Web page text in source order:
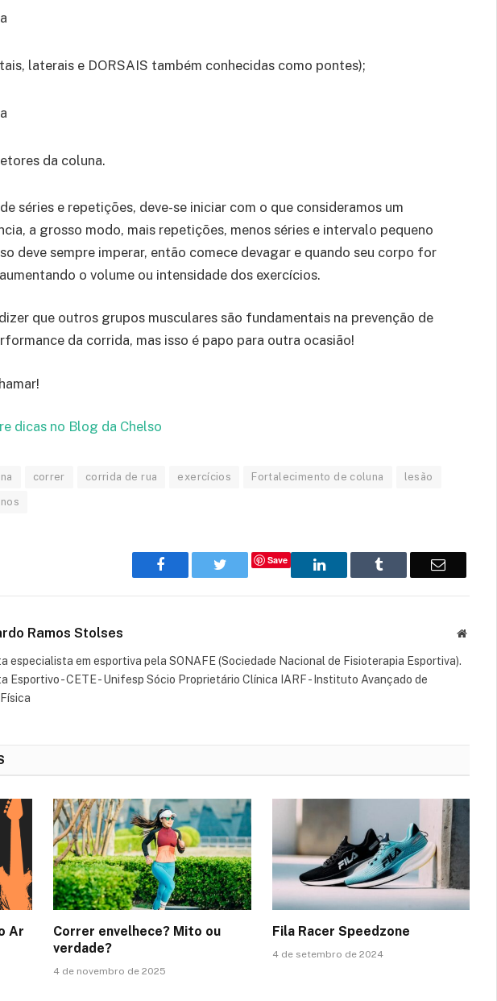
laterais e DORSAIS também conhecidas como pontes);
da coluna.
séries e repetições, deve-se iniciar com o que consideramos um
a grosso modo, mais repetições, menos séries e intervalo pequeno
deve sempre imperar, então comece devagar e quando seu corpo for
o volume ou intensidade dos exercícios.
que outros grupos musculares são fundamentais na prevenção de
da corrida, mas isso é papo para outra ocasião!
dicas no Blog da Chelso
correr corrida de rua exercícios Fortalecimento de coluna lesão
Facebook TwitterSave LinkedIn Tumblr Email
Ramos Stolses Website
especialista em esportiva pela SONAFE (Sociedade Nacional de Fisioterapia Esportiva).
Esportivo - CETE - Unifesp Sócio Proprietário Clínica IARF - Instituto Avançado de
Ar
Correr envelhece? Mito ou
verdade?
4 de novembro de 2025
Fila Racer Speedzone
4 de setembro de 2024